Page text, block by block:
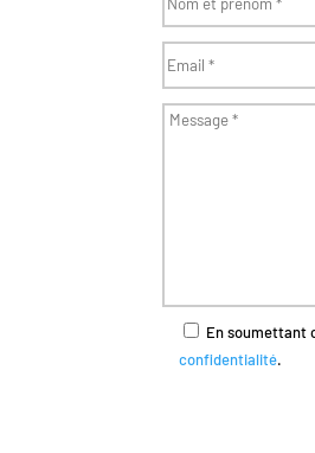
En soumettant
confidentialité.